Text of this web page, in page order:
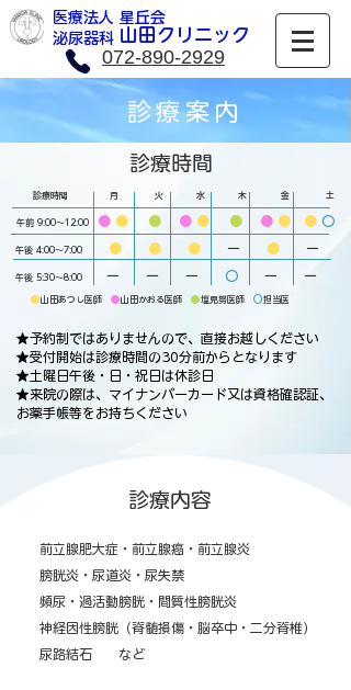
医療法人 星丘会
​山田クリニック
​泌尿器科
072-890-2929
診療案内
診療時間
診療時間 月 火 水 木 金 土
午前 9:00～12:00 ● ● ● ● ● ● ● ● ● 〇
午後 4:00～7:00 ● ● ● ー ● ー
午後 5:30～8:00 ー ー ー 〇 ー ー
●山田あつし医師 ●山田かおる医師 ●塩見努医師 〇担当医
​★予約制ではありませんので、直接お越しください
★受付開始は診療時間の30分前からとなります
​★土曜日午後・日・祝日は休診日
★来院の際は、マイナンバーカード又は資格確認証、
お薬手帳等をお持ちください
診療内容
前立腺肥大症・前立腺癌・前立腺炎
膀胱炎・尿道炎・尿失禁
頻尿・過活動膀胱・間質性膀胱炎
神経因性膀胱（脊髄損傷・脳卒中・二分脊椎）
尿路結石 など